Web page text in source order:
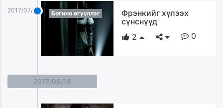
2017/07/02 Богино өгүүллэг
Фрэнкийг хүлээх
сүнснүүд
2
0
2017/06/18